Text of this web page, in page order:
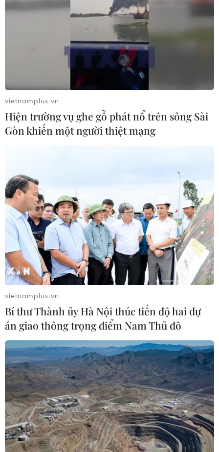
#vùng Đồng Tháp Mười
#trúng mùa
Đồng Tháp
Theo dõi VietnamPlus
TIN LIÊN QUAN
Tiền Giang bảo tồn và phát triển làng
nghề, tăng thu nhập cho nông hộ
13/01/2023 08:24
Tiền Giang có 3.670 hộ với gần 12.000 lao động làm
việc tại các làng nghề, trong đó có hơn 10.000 lao động
tham gia sản xuất thường xuyên; thu nhập bình quân từ
vietnamplus.vn
Hiện trường vụ ghe gỗ phát nổ trên sông Sài
Gòn khiến một người thiệt mạng
vietnamplus.vn
Bí thư Thành ủy Hà Nội thúc tiến độ hai dự
án giao thông trọng điểm Nam Thủ đô